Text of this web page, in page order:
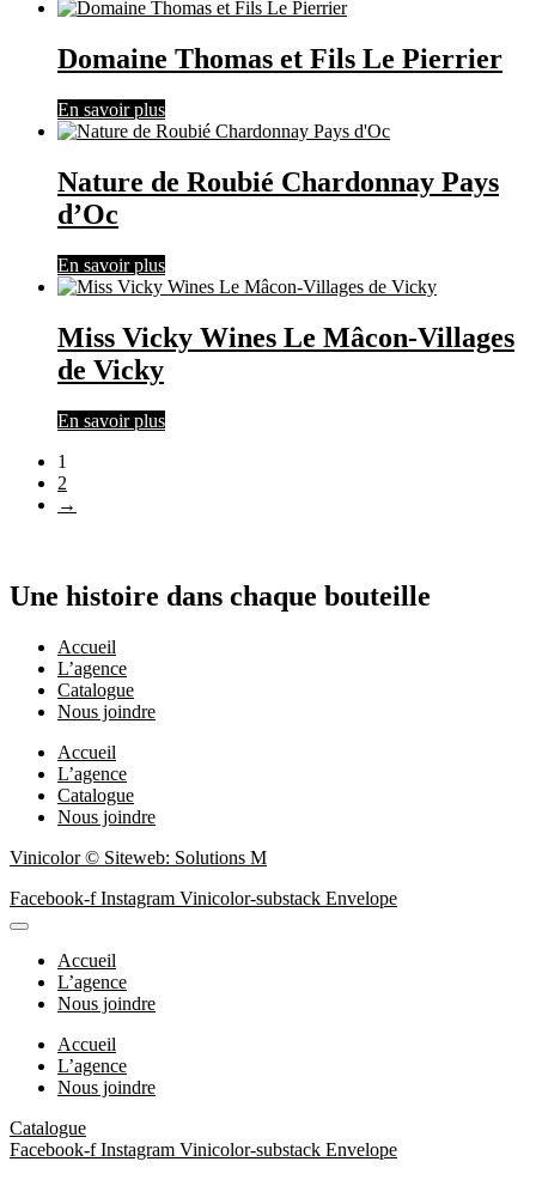
Domaine Thomas et Fils Le Pierrier
En savoir plus
Nature de Roubié Chardonnay Pays
d’Oc
En savoir plus
Miss Vicky Wines Le Mâcon-Villages
de Vicky
En savoir plus
1
2
→
Une histoire dans chaque bouteille
Accueil
L’agence
Catalogue
Nous joindre
Accueil
L’agence
Catalogue
Nous joindre
Vinicolor © Siteweb: Solutions M
Facebook-f Instagram Vinicolor-substack Envelope
Accueil
L’agence
Nous joindre
Accueil
L’agence
Nous joindre
Catalogue
Facebook-f Instagram Vinicolor-substack Envelope